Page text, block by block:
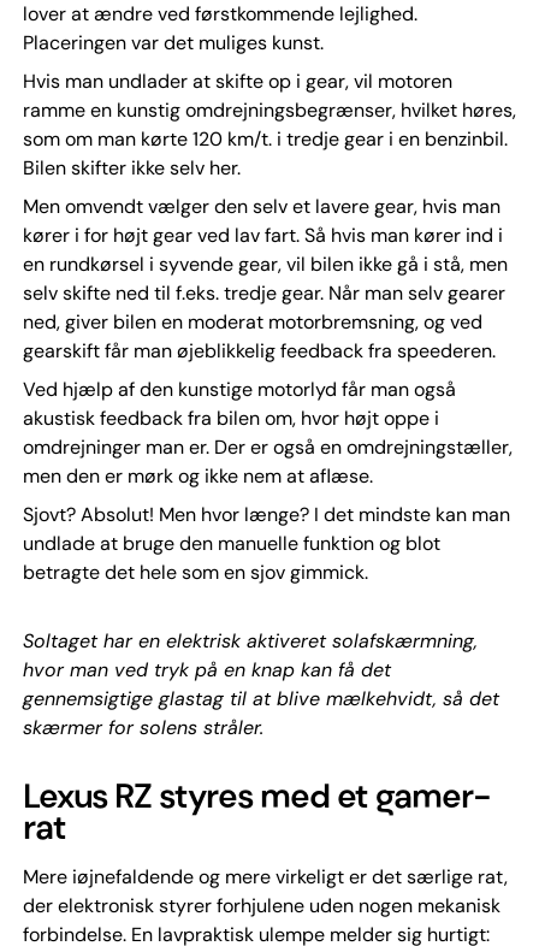
lover at ændre ved førstkommende lejlighed.
Placeringen var det muliges kunst.
Hvis man undlader at skifte op i gear, vil motoren
ramme en kunstig omdrejningsbegrænser, hvilket høres,
som om man kørte 120 km/t. i tredje gear i en benzinbil.
Bilen skifter ikke selv her.
Men omvendt vælger den selv et lavere gear, hvis man
kører i for højt gear ved lav fart. Så hvis man kører ind i
en rundkørsel i syvende gear, vil bilen ikke gå i stå, men
selv skifte ned til f.eks. tredje gear. Når man selv gearer
ned, giver bilen en moderat motorbremsning, og ved
gearskift får man øjeblikkelig feedback fra speederen.
Ved hjælp af den kunstige motorlyd får man også
akustisk feedback fra bilen om, hvor højt oppe i
omdrejninger man er. Der er også en omdrejningstæller,
men den er mørk og ikke nem at aflæse.
Sjovt? Absolut! Men hvor længe? I det mindste kan man
undlade at bruge den manuelle funktion og blot
betragte det hele som en sjov gimmick.
Soltaget har en elektrisk aktiveret solafskærmning,
hvor man ved tryk på en knap kan få det
gennemsigtige glastag til at blive mælkehvidt, så det
skærmer for solens stråler.
Lexus RZ styres med et gamer-
rat
Mere iøjnefaldende og mere virkeligt er det særlige rat,
der elektronisk styrer forhjulene uden nogen mekanisk
forbindelse. En lavpraktisk ulempe melder sig hurtigt: